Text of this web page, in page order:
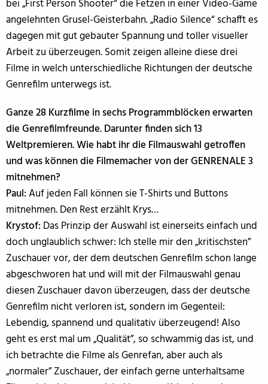
bei „First Person Shooter“ die Fetzen in einer Video-Game
angelehnten Grusel-Geisterbahn. „Radio Silence“ schafft es
dagegen mit gut gebauter Spannung und toller visueller
Arbeit zu überzeugen. Somit zeigen alleine diese drei
Filme in welch unterschiedliche Richtungen der deutsche
Genrefilm unterwegs ist.
Ganze 28 Kurzfilme in sechs Programmblöcken erwarten
die Genrefilmfreunde. Darunter finden sich 13
Weltpremieren. Wie habt ihr die Filmauswahl getroffen
und was können die Filmemacher von der GENRENALE 3
mitnehmen?
Paul:Auf jeden Fall können sie T-Shirts und Buttons
mitnehmen. Den Rest erzählt Krys…
Krystof:Das Prinzip der Auswahl ist einerseits einfach und
doch unglaublich schwer: Ich stelle mir den „kritischsten”
Zuschauer vor, der dem deutschen Genrefilm schon lange
abgeschworen hat und will mit der Filmauswahl genau
diesen Zuschauer davon überzeugen, dass der deutsche
Genrefilm nicht verloren ist, sondern im Gegenteil:
Lebendig, spannend und qualitativ überzeugend! Also
geht es erst mal um „Qualität”, so schwammig das ist, und
ich betrachte die Filme als Genrefan, aber auch als
„normaler” Zuschauer, der einfach gerne unterhaltsame